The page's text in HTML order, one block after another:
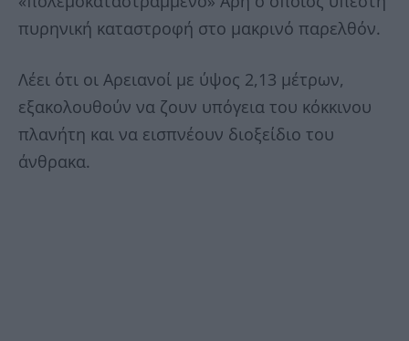
πυρηνική καταστροφή στο μακρινό παρελθόν.
Λέει ότι οι Αρειανοί με ύψος 2,13 μέτρων,
εξακολουθούν να ζουν υπόγεια του κόκκινου
πλανήτη και να εισπνέουν διοξείδιο του
άνθρακα.